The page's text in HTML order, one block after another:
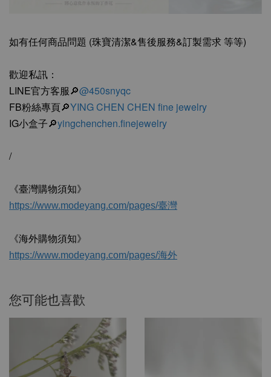
如有任何商品問題 (珠寶清潔&售後服務&訂製需求 等等)
歡迎私訊：
LINE官方客服🔎@450snyqc
FB粉絲專頁🔎YING CHEN CHEN fine jewelry
IG小盒子🔎yingchenchen.finejewelry
/
《臺灣購物須知》
https://www.modeyang.com/pages/臺灣
《海外購物須知》
https://www.modeyang.com/pages/海外
您可能也喜歡